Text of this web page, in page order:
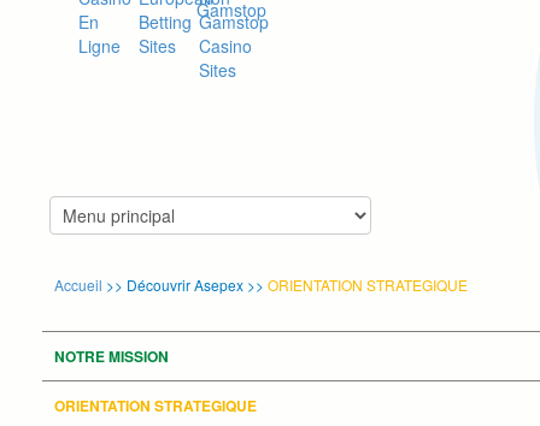
Gamstop
En
Ligne
Betting
Sites
Gamstop
Casino
Sites
Accueil >> Découvrir Asepex >> ORIENTATION STRATEGIQUE
NOTRE MISSION
ORIENTATION STRATEGIQUE